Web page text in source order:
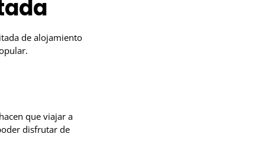
de alojamiento
que viajar a
disfrutar de